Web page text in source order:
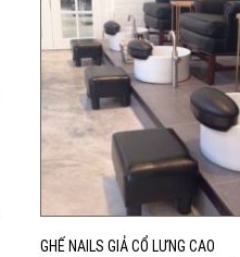
GHẾ NAILS GIẢ CỔ LƯNG CAO